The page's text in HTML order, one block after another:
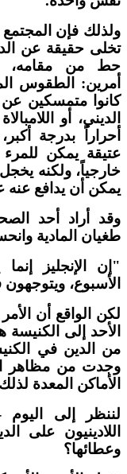
فإن المجتمع
حقيقة عن
من مقامه،
الطقوس
متمسكين عن
أو
بدرجة أكبر،
يمكن للمرء
ولكنه
أن يدافع عنه
أراد أحد
المادية
الإنجليز إنما
ويتوجهون
الواقع أن
إلى الكنيسة
الدين في
من مظاهر
المعدة لذلك.
إلى اليوم
على